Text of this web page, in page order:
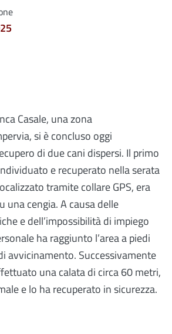
Casale, una zona
si è concluso oggi
di due cani dispersi. Il primo
e recuperato nella serata
tramite collare GPS, era
una cengia. A causa delle
e dell’impossibilità di impiego
ha raggiunto l’area a piedi
avvicinamento. Successivamente
una calata di circa 60 metri,
e lo ha recuperato in sicurezza.